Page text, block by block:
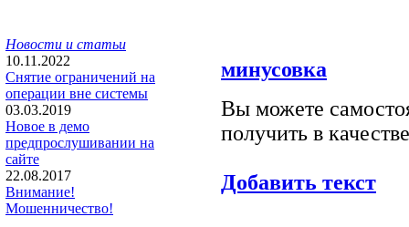
Новости и статьи
10.11.2022
Снятие ограничений на
операции вне системы
03.03.2019
Новое в демо
предпрослушивании на
сайте
22.08.2017
Внимание!
Мошенничество!
минусовка
Вы можете
получить в
Добавить текст